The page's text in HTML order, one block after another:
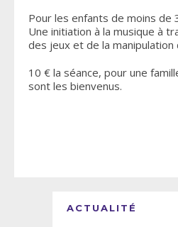
Pour les enfants de moins de
Une initiation à la musique à
des jeux et de la manipulation
10 € la séance, pour une
sont les bienvenus.
ACTUALITÉ